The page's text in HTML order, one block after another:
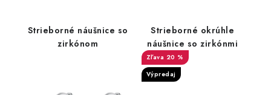
Strieborné náušnice so
zirkónom
Strieborné okrúhle
náušnice so zirkónmi
20 %
Výpredaj